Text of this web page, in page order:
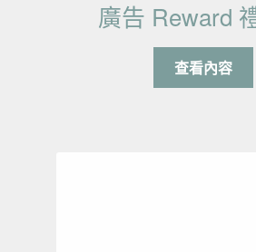
廣告 Reward
查看內容